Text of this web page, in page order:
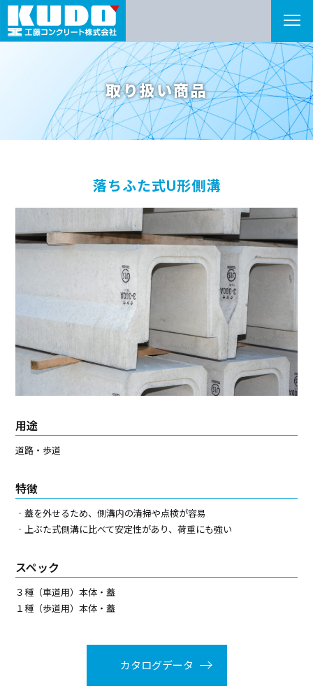
取り扱い商品
落ちふた式U形側溝
用途
道路・歩道
特徴
‐蓋を外せるため、側溝内の清掃や点検が容易
‐上ぶた式側溝に比べて安定性があり、荷重にも強い
スペック
３種（車道用）本体・蓋
１種（歩道用）本体・蓋
カタログデータ